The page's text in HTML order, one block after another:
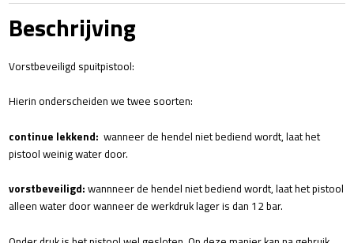
vorstbeveiligd
Beschrijving
Vorstbeveiligd spuitpistool:
Hierin onderscheiden we twee soorten:
continue lekkend: wanneer de hendel niet bediend wordt, laat het
pistool weinig water door.
vorstbeveiligd: wannneer de hendel niet bediend wordt, laat het pistool
alleen water door wanneer de werkdruk lager is dan 12 bar.